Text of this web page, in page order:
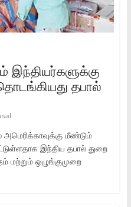
இந்தியர்களுக்கு
தபால்
அமெரிக்காவுக்கு மீண்டும்
இந்திய தபால் துறை
மற்றும் ஒழுங்குமுறை